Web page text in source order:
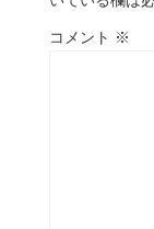
コメント ※